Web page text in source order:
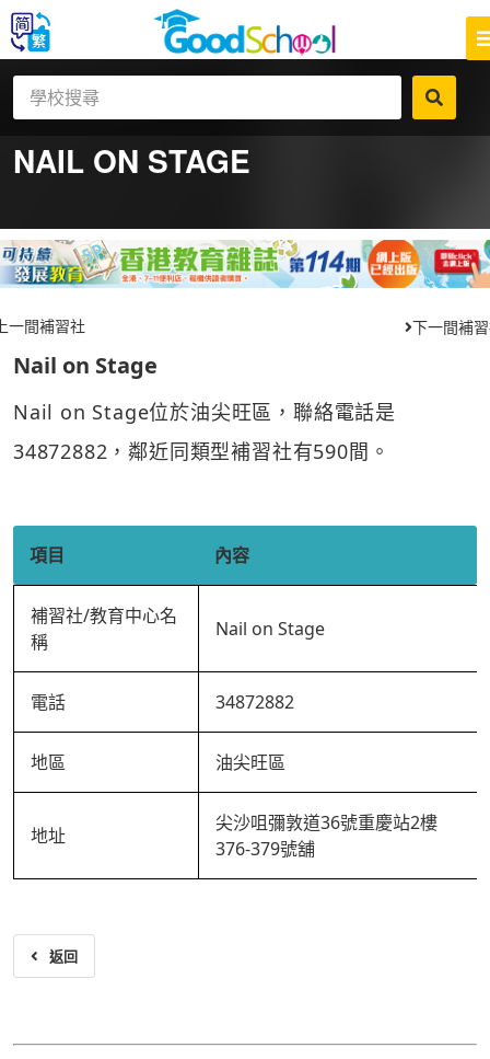
NAIL ON STAGE
一間補習社 下一間補
Nail on Stage
Nail on Stage位於油尖旺區，聯絡電話是
34872882，鄰近同類型補習社有590間。
項目 內容
補習社/教育中心名
稱
Nail on Stage
電話 34872882
地區 油尖旺區
地址
尖沙咀彌敦道36號重慶站2樓
376-379號舖
返回